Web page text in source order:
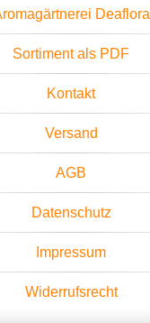
Deaflora
Sortiment als PDF
Kontakt
Versand
AGB
Datenschutz
Impressum
Widerrufsrecht